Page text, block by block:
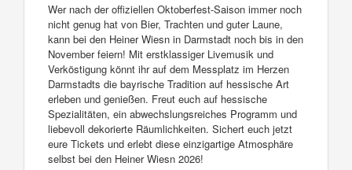
Wer nach der offiziellen Oktoberfest-Saison immer noch
nicht genug hat von Bier, Trachten und guter Laune,
kann bei den Heiner Wiesn in Darmstadt noch bis in den
November feiern! Mit erstklassiger Livemusik und
Verköstigung könnt ihr auf dem Messplatz im Herzen
Darmstadts die bayrische Tradition auf hessische Art
erleben und genießen. Freut euch auf hessische
Spezialitäten, ein abwechslungsreiches Programm und
liebevoll dekorierte Räumlichkeiten. Sichert euch jetzt
eure Tickets und erlebt diese einzigartige Atmosphäre
selbst bei den Heiner Wiesn 2026!